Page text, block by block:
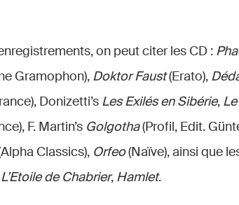
on peut citer les CD :
Gramophon), Doktor Faust(Erato),
Donizetti’s Les Exilés en Sibérie,
F. Martin’s Golgotha(Profil, Edit.
Classics), Orfeo(Naïve), ainsi que
L’Etoile de Chabrier, Hamlet.